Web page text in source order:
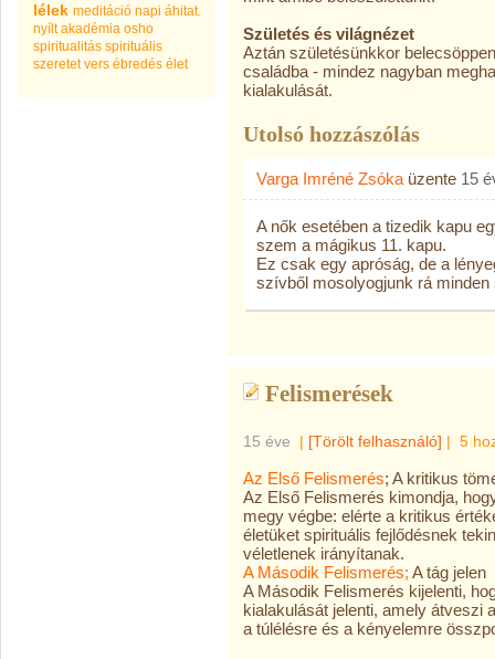
lélek meditáció napi áhitat.
nyílt akadémia osho
spiritualitás spirituális
szeretet vers ébredés élet
Születés és világnézet
Aztán születésünkkor
családba - mindez nagyban
kialakulását.
Utolsó hozzászólás
Varga Imréné Zsóka üzente 15
A nők esetében a tizedik kapu
szem a mágikus 11. kapu.
Ez csak egy apróság, de a
szívből mosolyogjunk rá
Felismerések
15 éve | [Törölt felhasználó] | 5
Az Első Felismerés; A kritikus
Az Első Felismerés kimondja,
megy végbe: elérte a kritikus
életüket spirituális fejlődésnek
véletlenek irányítanak.
A Második Felismerés; A tág jelen
A Második Felismerés kijelenti,
kialakulását jelenti, amely átveszi
a túlélésre és a kényelemre